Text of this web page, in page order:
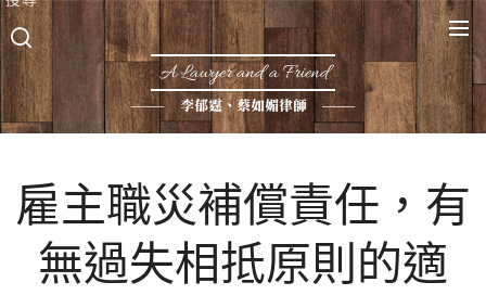
A Lawyer and a Friend
李郁霆、蔡如媚律師
雇主職災補償責任，有
無過失相抵原則的適